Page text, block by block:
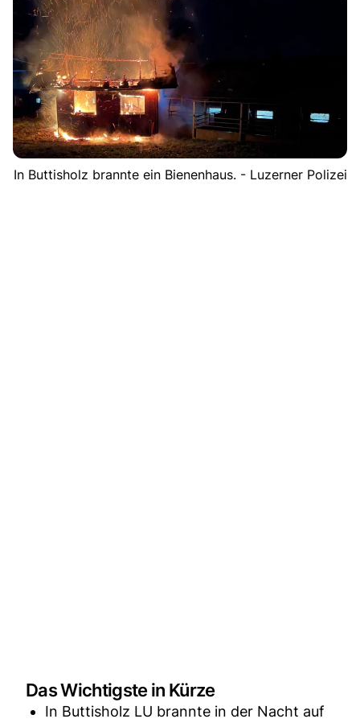
In Buttisholz brannte ein Bienenhaus. - Luzerner Polizei
Das Wichtigste in Kürze
In Buttisholz LU brannte in der Nacht auf